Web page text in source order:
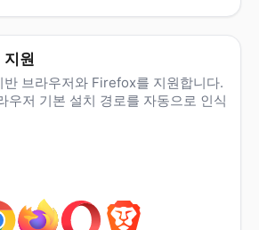
지원
브라우저와 Firefox를 지원합니다.
우저 기본 설치 경로를 자동으로 인식